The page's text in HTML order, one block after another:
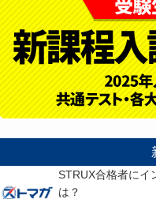
STRUX合格者にイ
は？